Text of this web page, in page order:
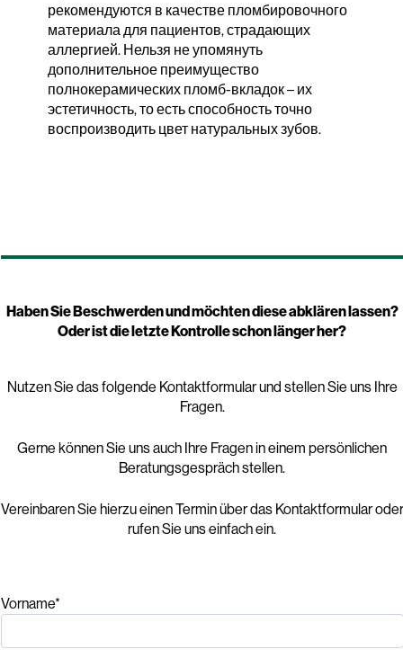
рекомендуются в качестве пломбировочного
материала для пациентов, страдающих
аллергией. Нельзя не упомянуть
дополнительное преимущество
полнокерамических пломб-вкладок – их
эстетичность, то есть способность точно
воспроизводить цвет натуральных зубов.
Haben Sie Beschwerden und möchten diese abklären lassen?
Oder ist die letzte Kontrolle schon länger her?
Nutzen Sie das folgende Kontaktformular und stellen Sie uns Ihre
Fragen.
Gerne können Sie uns auch Ihre Fragen in einem persönlichen
Beratungsgespräch stellen.
Vereinbaren Sie hierzu einen Termin über das Kontaktformular oder
rufen Sie uns einfach ein.
Vorname*